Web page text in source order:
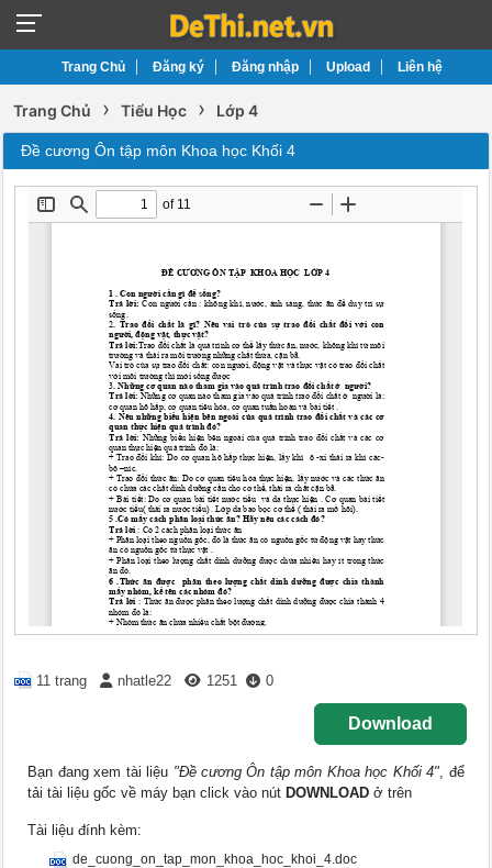
Trang Chủ Đăng ký Đăng nhập Upload Liên hệ
Trang Chủ › Tiểu Học › Lớp 4
Đề cương Ôn tập môn Khoa học Khối 4
11 trang nhatle22 1251 0
Download
Bạn đang xem tài liệu "Đề cương Ôn tập môn Khoa học Khối 4", để
tải tài liệu gốc về máy bạn click vào nút DOWNLOAD ở trên
Tài liệu đính kèm:
de_cuong_on_tap_mon_khoa_hoc_khoi_4.doc